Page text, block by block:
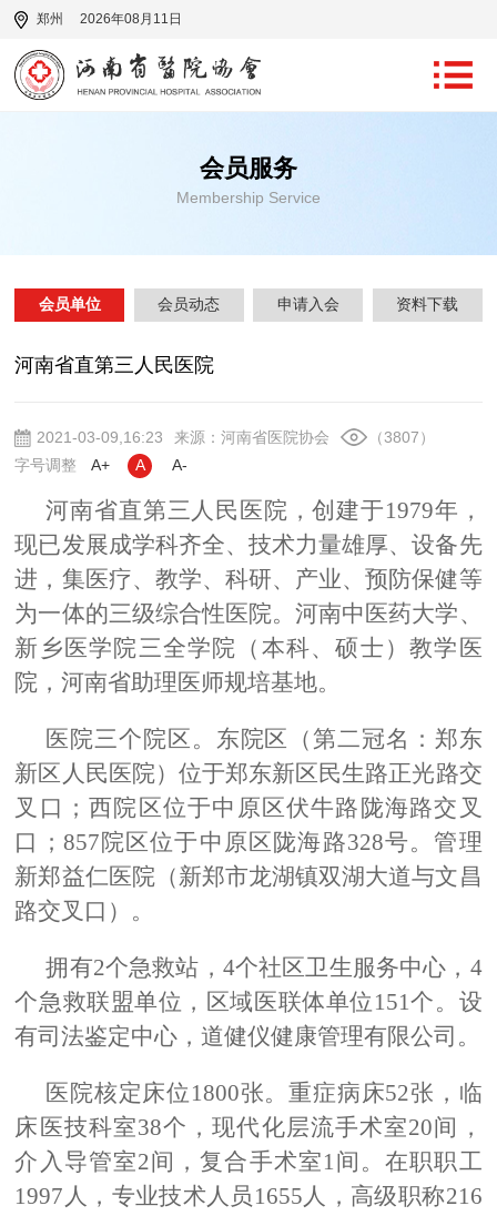
郑州 2026年08月11日
会员服务
Membership Service
会员单位 会员动态 申请入会 资料下载
河南省直第三人民医院
2021-03-09,16:23 来源：河南省医院协会
（3807）
字号调整
A+ A A-
河南省直第三人民医院，创建于1979年，
现已发展成学科齐全、技术力量雄厚、设备先
进，集医疗、教学、科研、产业、预防保健等
为一体的三级综合性医院。河南中医药大学、
新乡医学院三全学院（本科、硕士）教学医
院，河南省助理医师规培基地。
医院三个院区。 东院区（第二冠名： 郑东
新区人民医院） 位于郑东新区民生路正光路交
叉口；西院区位于中原区伏牛路陇海路交叉
口 ； 857院区位于中原区陇海路328号。 管理
新郑益仁医院（新郑市龙湖镇双湖大道与文昌
路交叉口）。
拥有2个急救站， 4个社区卫生服务中心， 4
个急救联盟单位，区域医联体单位151个。 设
有司法鉴定中心，道健仪健康管理有限公司。
医院核定床位 1800张。重症病床52张，临
床医技科室38个，现代化层流手术室20间，
介入导管室2间，复合手术室1间。在职职工
1997人，专业技术人员1655人，高级职称216